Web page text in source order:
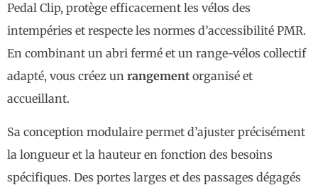
Pedal Clip, protège efficacement les vélos des
intempéries et respecte les normes d’accessibilité PMR.
En combinant un abri fermé et un range-vélos collectif
adapté, vous créez un rangement organisé et
accueillant.
Sa conception modulaire permet d’ajuster précisément
la longueur et la hauteur en fonction des besoins
spécifiques. Des portes larges et des passages dégagés